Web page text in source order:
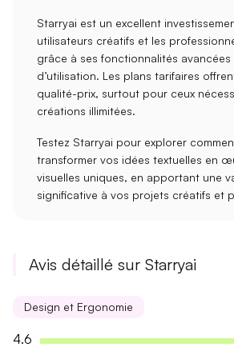
Starryai est un excellent
utilisateurs créatifs et les
grâce à ses fonctionnalités avancées
d’utilisation. Les plans tarifaires
qualité-prix, surtout pour ceux
créations illimitées.
Testez Starryai pour explorer
transformer vos idées textuelles en
visuelles uniques, en apportant une
significative à vos projets créatifs et
Avis détaillé sur Starryai
Design et Ergonomie
4.6